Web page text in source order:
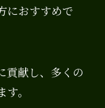
におすすめで
貢献し、多くの
。